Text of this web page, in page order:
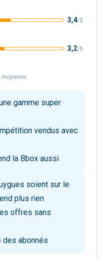
3,4/5
3,2/5
moyenne
gamme super
vendus avec
la Bbox aussi
soient sur le
plus rien
offres sans
des abonnés